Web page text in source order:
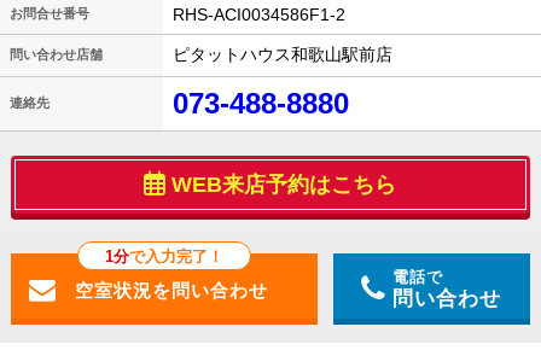
お問合せ番号 RHS-ACI0034586F1-2
問い合わせ店舗 ピタットハウス和歌山駅前店
連絡先 073-488-8880
WEB来店予約はこちら
1分で入力完了！
電話で
問い合わせ